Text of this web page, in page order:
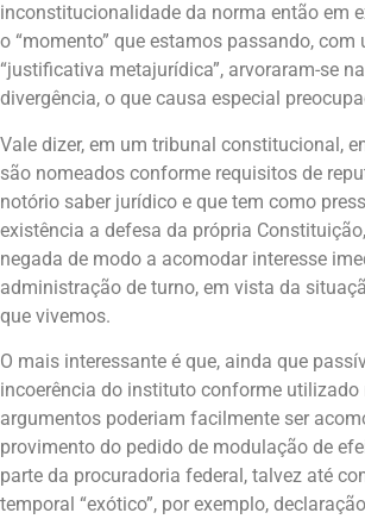
inconstitucionalidade da norma então em
o “momento” que estamos passando, com
“justificativa metajurídica”, arvoraram-se
divergência, o que causa especial
Vale dizer, em um tribunal constitucional,
são nomeados conforme requisitos de
notório saber jurídico e que tem como
existência a defesa da própria
negada de modo a acomodar interesse
administração de turno, em vista da
que vivemos.
O mais interessante é que, ainda que
incoerência do instituto conforme utilizado
argumentos poderiam facilmente ser
provimento do pedido de modulação de
parte da procuradoria federal, talvez até
temporal “exótico”, por exemplo,